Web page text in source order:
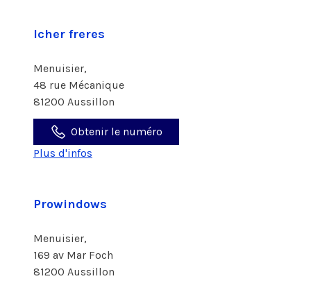
Icher freres
Menuisier,
48 rue Mécanique
81200 Aussillon
Obtenir le numéro
Plus d'infos
Prowindows
Menuisier,
169 av Mar Foch
81200 Aussillon